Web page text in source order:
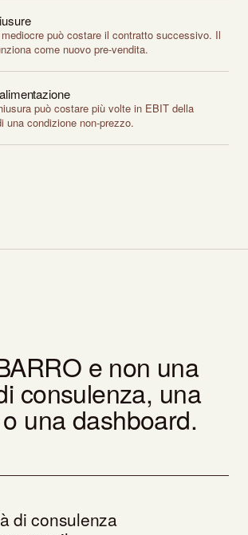
può costare il contratto successivo. Il
come nuovo pre-vendita.
può costare più volte in EBIT della
una condizione non-prezzo.
e non una
consulenza, una
una dashboard.
di consulenza